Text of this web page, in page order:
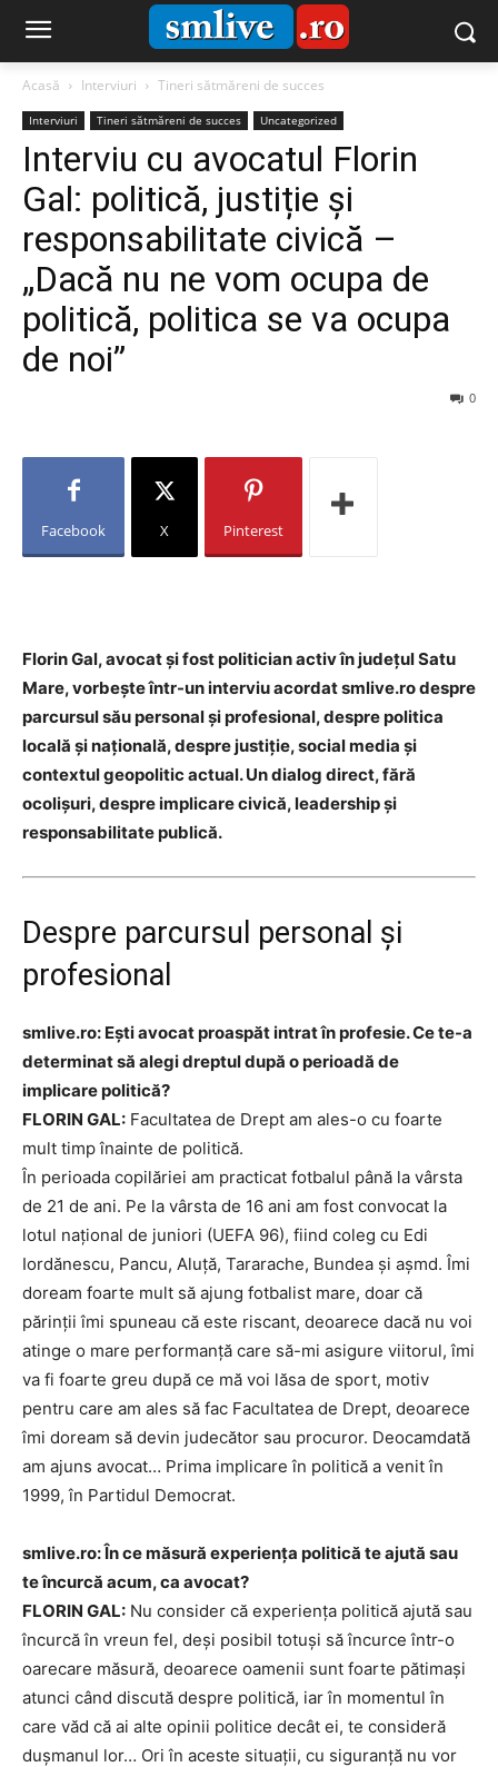
Acasă Interviuri Tineri sătmăreni de succes
Interviuri Tineri sătmăreni de succes Uncategorized
Interviu cu avocatul Florin
Gal: politică, justiție și
responsabilitate civică –
„Dacă nu ne vom ocupa de
politică, politica se va ocupa
de noi”
0
Facebook X Pinterest
Florin Gal, avocat și fost politician activ în județul Satu
Mare, vorbește într-un interviu acordat smlive.ro despre
parcursul său personal și profesional, despre politica
locală și națională, despre justiție, social media și
contextul geopolitic actual. Un dialog direct, fără
ocolișuri, despre implicare civică, leadership și
responsabilitate publică.
Despre parcursul personal și
profesional
smlive.ro: Ești avocat proaspăt intrat în profesie. Ce te-a
determinat să alegi dreptul după o perioadă de
implicare politică?
FLORIN GAL: Facultatea de Drept am ales-o cu foarte
mult timp înainte de politică.
În perioada copilăriei am practicat fotbalul până la vârsta
de 21 de ani. Pe la vârsta de 16 ani am fost convocat la
lotul național de juniori (UEFA 96), fiind coleg cu Edi
Iordănescu, Pancu, Aluță, Tararache, Bundea și așmd. Îmi
doream foarte mult să ajung fotbalist mare, doar că
părinții îmi spuneau că este riscant, deoarece dacă nu voi
atinge o mare performanță care să-mi asigure viitorul, îmi
va fi foarte greu după ce mă voi lăsa de sport, motiv
pentru care am ales să fac Facultatea de Drept, deoarece
îmi doream să devin judecător sau procuror. Deocamdată
am ajuns avocat… Prima implicare în politică a venit în
1999, în Partidul Democrat.
smlive.ro: În ce măsură experiența politică te ajută sau
te încurcă acum, ca avocat?
FLORIN GAL: Nu consider că experiența politică ajută sau
încurcă în vreun fel, deși posibil totuși să încurce într-o
oarecare măsură, deoarece oamenii sunt foarte pătimași
atunci când discută despre politică, iar în momentul în
care văd că ai alte opinii politice decât ei, te consideră
dușmanul lor… Ori în aceste situații, cu siguranță nu vor